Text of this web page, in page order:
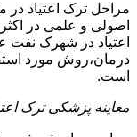
مراحل ترک اعتیاد
اصولی و علمی در
اعتیاد در شهرک
درمان،روش مورد
است.
معاینه پزشکی ترک